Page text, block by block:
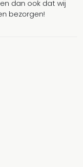
dan ook dat wij
bezorgen!